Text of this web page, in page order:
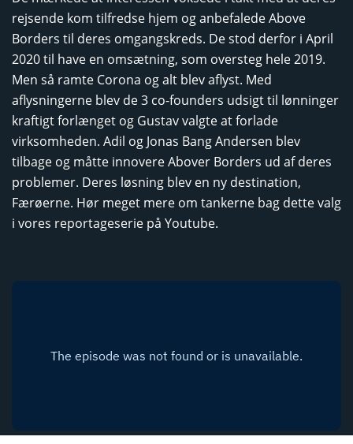
rejsende kom tilfredse hjem og anbefalede Above
Borders til deres omgangskreds. De stod derfor i April
2020 til have en omsætning, som oversteg hele 2019.
Men så ramte Corona og alt blev aflyst. Med
aflysningerne blev de 3 co-founders udsigt til lønninger
kraftigt forlænget og Gustav valgte at forlade
virksomheden. Adil og Jonas Bang Andersen blev
tilbage og måtte innovere Abover Borders ud af deres
problemer. Deres løsning blev en ny destination,
Færøerne. Hør meget mere om tankerne bag dette valg
i vores reportageserie på Youtube.